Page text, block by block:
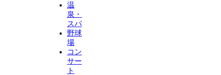
温
泉・
スパ
野球
場
コン
サー
ト